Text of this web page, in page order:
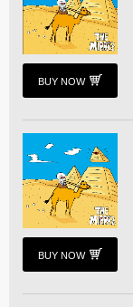
BUY NOW
BUY NOW